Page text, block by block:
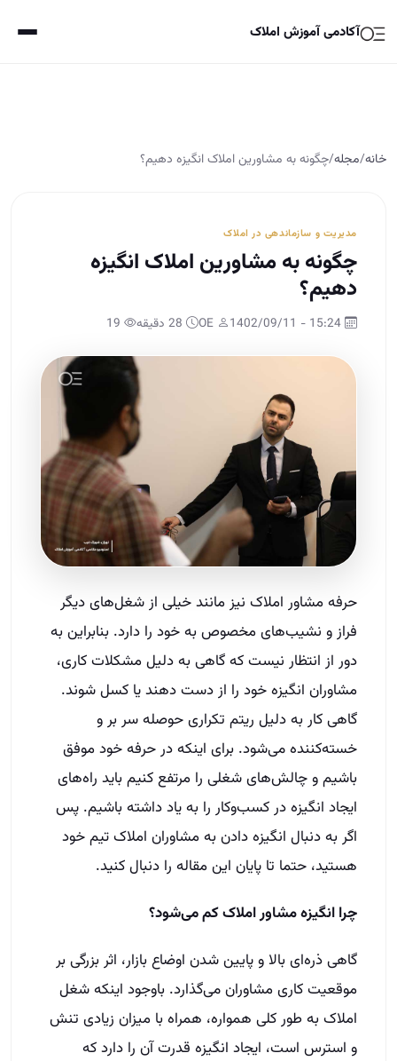
آکادمی آموزش املاک
خانه/مجله/چگونه به مشاورین املاک انگیزه دهیم؟
مدیریت و سازماندهی در املاک
چگونه به مشاورین املاک انگیزه
دهیم؟
حرفه مشاور املاک نیز مانند خیلی از شغل‌های دیگر
فراز و نشیب‌های مخصوص به خود را دارد. بنابراین به
دور از انتظار نیست که گاهی به دلیل مشکلات کاری،
مشاوران انگیزه خود را از دست دهند یا کسل شوند.
گاهی کار به دلیل ریتم تکراری حوصله سر بر و
خسته‌کننده می‌شود. برای اینکه در حرفه خود موفق
باشیم و چالش‌های شغلی را مرتفع کنیم باید راه‌های
ایجاد انگیزه در کسب‌وکار را به یاد داشته باشیم. پس
اگر به دنبال انگیزه دادن به مشاوران املاک تیم خود
هستید، حتما تا پایان این مقاله را دنبال کنید.
چرا انگیزه مشاور املاک کم می‌شود؟
گاهی ذره‌ای بالا و پایین شدن اوضاع بازار، اثر بزرگی بر
موقعیت کاری مشاوران می‌گذارد. باوجود اینکه شغل
املاک به طور کلی همواره، همراه با میزان زیادی تنش
و استرس است، ایجاد انگیزه قدرت آن را دارد که